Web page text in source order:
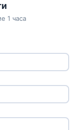
1 часа